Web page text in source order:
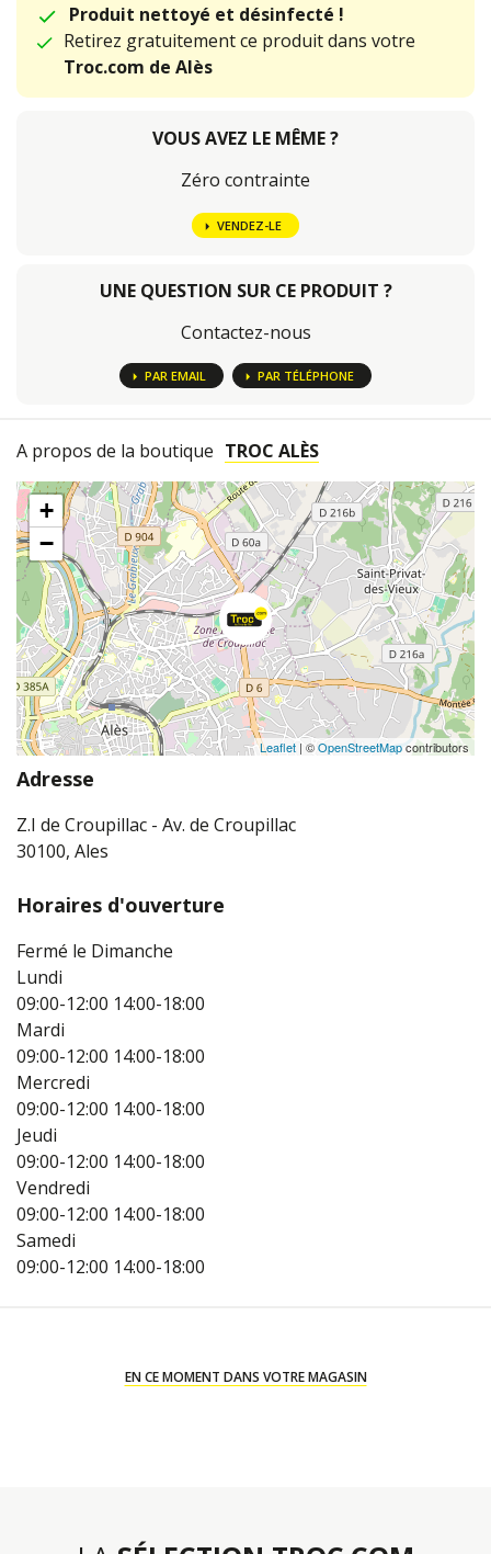
Produit nettoyé et désinfecté !
Retirez gratuitement ce produit dans votre
Troc.com de Alès
VOUS AVEZ LE MÊME ?
Zéro contrainte
VENDEZ-LE
UNE QUESTION SUR CE PRODUIT ?
Contactez-nous
PAR EMAIL PAR TÉLÉPHONE
A propos de la boutique TROC ALÈS
+
−
Leaflet | ©OpenStreetMapcontributors
Adresse
Z.I de Croupillac - Av. de Croupillac
30100, Ales
Horaires d'ouverture
Fermé le Dimanche
Lundi
09:00-12:00 14:00-18:00
Mardi
09:00-12:00 14:00-18:00
Mercredi
09:00-12:00 14:00-18:00
Jeudi
09:00-12:00 14:00-18:00
Vendredi
09:00-12:00 14:00-18:00
Samedi
09:00-12:00 14:00-18:00
EN CE MOMENT DANS VOTRE MAGASIN